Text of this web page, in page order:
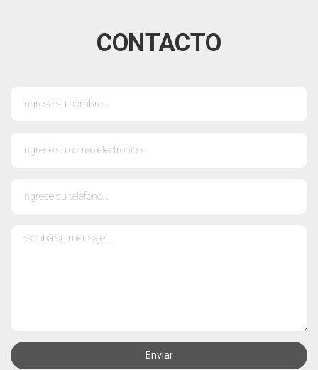
CONTACTO
Enviar